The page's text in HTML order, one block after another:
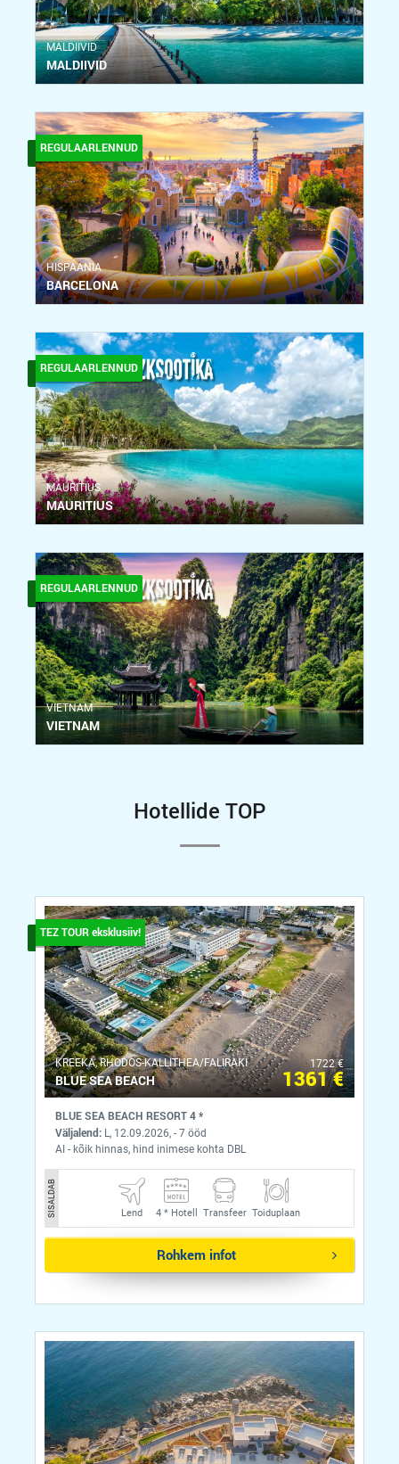
MALDIIVID
MALDIIVID
REGULAARLENNUD
HISPAANIA
BARCELONA
REGULAARLENNUD
MAURITIUS
MAURITIUS
REGULAARLENNUD
VIETNAM
VIETNAM
Hotellide TOP
TEZ TOUR eksklusiiv!
KREEKA, RHODOS-KALLITHEA/FALIRAKI
BLUE SEA BEACH
1722 €
1361 €
BLUE SEA BEACH RESORT 4 *
Väljalend: L, 12.09.2026, - 7 ööd
AI - kõik hinnas, hind inimese kohta DBL
SISALDAB Lend 4 *Hotell Transfeer Toiduplaan
Rohkem infot